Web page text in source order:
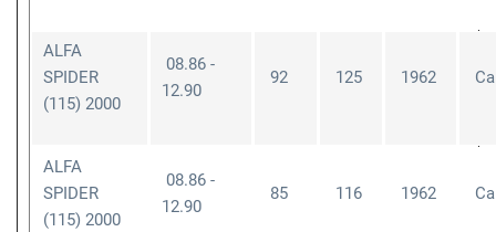
ALFA
SPIDER
(115) 2000
08.86 -
12.90
92 125 1962
ALFA
SPIDER
(115) 2000
08.86 -
12.90
85 116 1962